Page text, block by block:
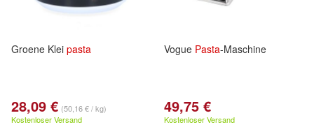
Groene Klei pasta
28,09 € (50,16 € / kg)
Kostenloser Versand
Vogue Pasta-Maschine
49,75 €
Kostenloser Versand